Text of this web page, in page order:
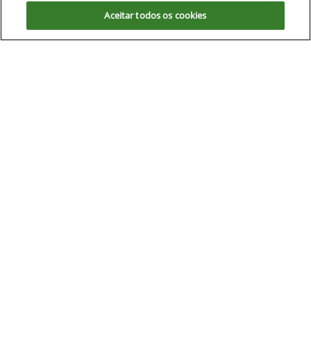
R$ 390.000,00
Aceitar todos os cookies